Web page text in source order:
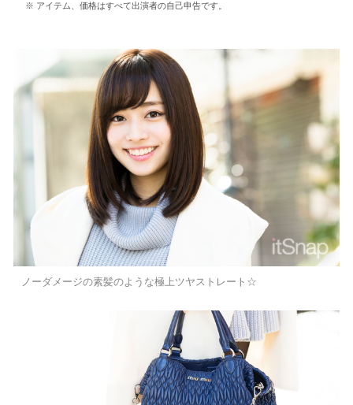
アイテム、価格はすべて出演者の自己申告です。
ノーダメージの素髪のような極上ツヤストレート☆